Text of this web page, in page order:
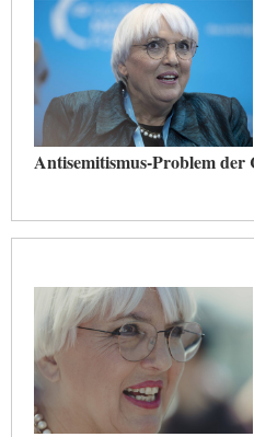
Antisemitismus-Problem der